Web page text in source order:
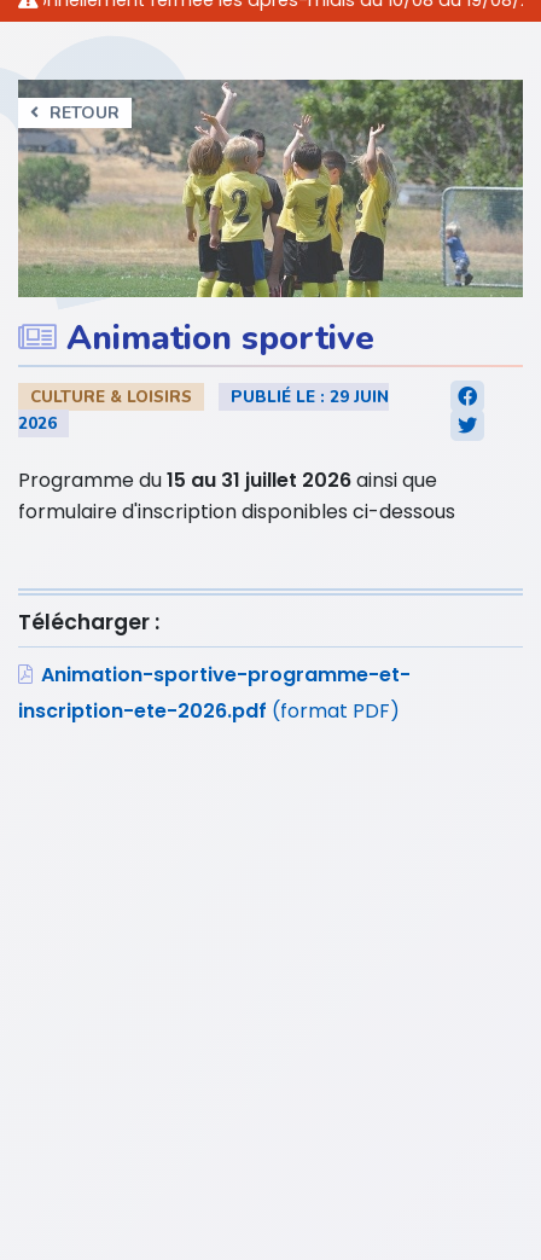
RETOUR
Animation sportive
CULTURE & LOISIRS
PUBLIÉ LE : 29 JUIN
2026
Programme du15 au 31 juillet 2026ainsi que
formulaire d'inscription disponibles ci-dessous
Télécharger :
Animation-sportive-programme-et-
inscription-ete-2026.pdf (format PDF)